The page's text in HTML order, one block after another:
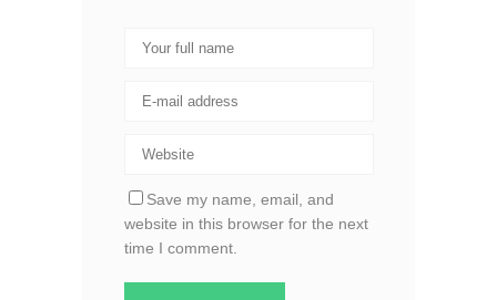
Save my name, email, and
website in this browser for the next
time I comment.